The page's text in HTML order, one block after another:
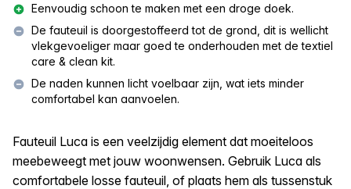
Eenvoudig schoon te maken met een droge doek.
De fauteuil is doorgestoffeerd tot de grond, dit is wellicht
vlekgevoeliger maar goed te onderhouden met de textiel
care & clean kit.
De naden kunnen licht voelbaar zijn, wat iets minder
comfortabel kan aanvoelen.
Fauteuil Luca is een veelzijdig element dat moeiteloos
meebeweegt met jouw woonwensen. Gebruik Luca als
comfortabele losse fauteuil, of plaats hem als tussenstuk